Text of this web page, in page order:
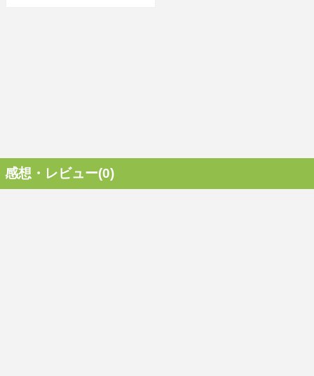
感想・レビュー(0)